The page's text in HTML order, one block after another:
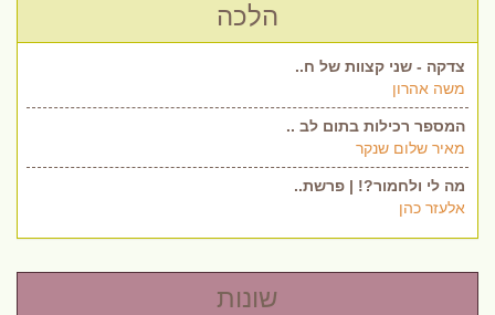
הלכה
צדקה - שני קצוות של ח..
משה אהרון
המספר רכילות בתום לב ..
מאיר שלום שנקר
מה לי ולחמור?! | פרשת..
אלעזר כהן
שונות